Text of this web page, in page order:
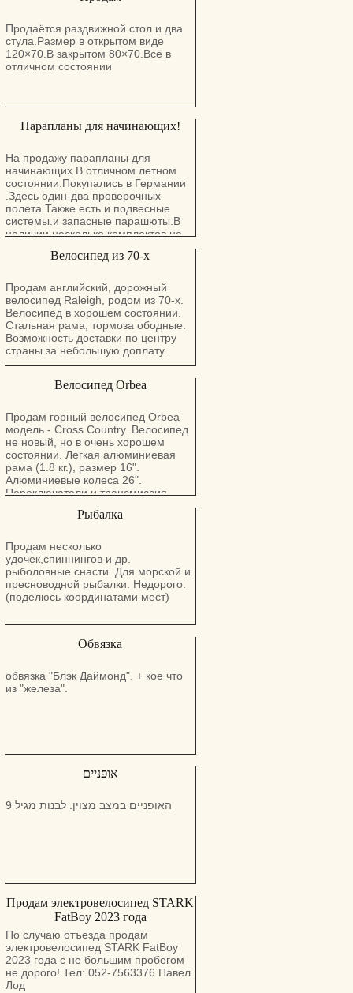
хорошем состоянии.
Продаётся раздвижной стол и два
стула.Размер в открытом виде
120×70.В закрытом 80×70.Всё в
отличном состоянии
Парапланы для начинающих!
На продажу парапланы для
начинающих.В отличном летном
состоянии.Покупались в Германии
.Здесь один-два проверочных
полета.Также есть и подвесные
системы.и запасные парашюты.В
наличии несколько комплектов.на
От нулевых до уже летающих).
удовольствием отвечу на все
вопросы!))
Велосипед из 70-х
Продам английский, дорожный
велосипед Raleigh, родом из 70-х.
Велосипед в хорошем состоянии.
Стальная рама, тормоза ободные.
Возможность доставки по центру
страны за небольшую доплату.
Велосипед Orbea
Продам горный велосипед Оrbea
модель - Сross Сountry. Велосипед
не новый, но в очень хорошем
состоянии. Легкая алюминиевая
рама (1.8 кг.), размер 16".
Алюминиевые колеса 26".
Переключатели и трансмиссия
Тормоза ободные. Возможность
небольшую доплату.
Рыбалка
Продам несколько
удочек,спиннингов и др.
рыболовные снасти. Для морской и
пресноводной рыбалки. Недорого.
(поделюсь координатами мест)
Обвязка
обвязка "Блэк Даймонд". + кое что
из "железа".
אופניים
האופניים במצב מצוין. לבנות מגיל 9
Продам электровелосипед STARK
FatBoy 2023 года
По случаю отъезда продам
электровелосипед STARK FatBoy
2023 года с не большим пробегом
не дорого! Тел: 052-7563376 Павел
Лод